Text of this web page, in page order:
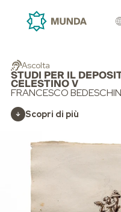
Ascolta
STUDI PER IL
CELESTINO V
FRANCESCO
Scopri di più